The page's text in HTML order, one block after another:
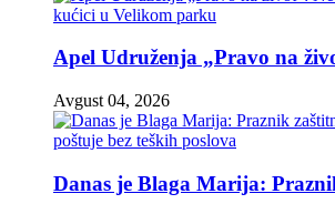
Apel Udruženja „Pravo na
Avgust 04, 2026
Danas je Blaga Marija: